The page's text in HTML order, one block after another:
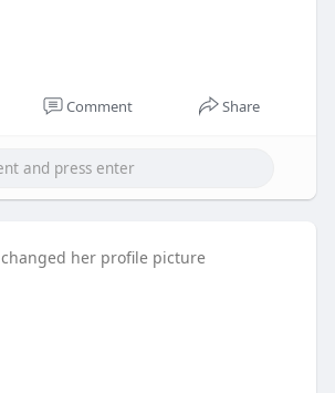
Comment Share
changed her profile picture